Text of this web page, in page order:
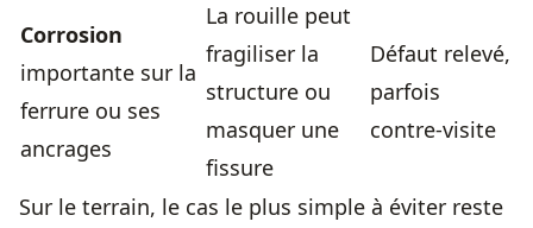
Corrosion
importante sur la
ferrure ou ses
ancrages
La rouille peut
fragiliser la
structure ou
masquer une
fissure
Défaut relevé,
parfois
contre-visite
Sur le terrain, le cas le plus simple à éviter reste